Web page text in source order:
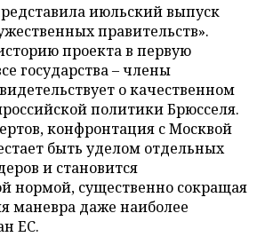
июльский выпуск
правительств».
проекта в первую
государства – члены
о качественном
политики Брюсселя.
конфронтация с Москвой
быть уделом отдельных
и становится
нормой, существенно сокращая
маневра даже наиболее
ЕС.